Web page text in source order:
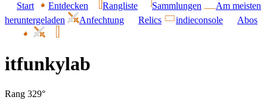
Start
Entdecken Rangliste Sammlungen
Am meisten
heruntergeladen
Anfechtung Relics indieconsole Abos
itfunkylab
Rang 329°